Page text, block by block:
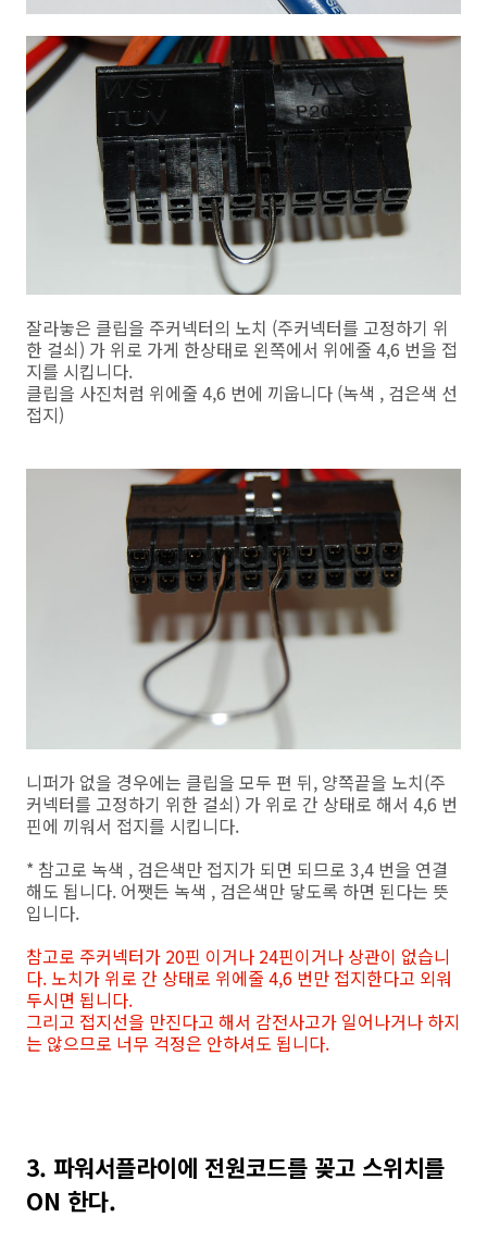
잘라놓은 클립을 주커넥터의 노치 (주커넥터를 고정하기 위
한 걸쇠) 가 위로 가게 한상태로 왼쪽에서 위에줄 4,6 번을 접
지를 시킵니다.
클립을 사진처럼 위에줄 4,6 번에 끼웁니다 (녹색 , 검은색 선
접지)
니퍼가 없을 경우에는 클립을 모두 편 뒤, 양쪽끝을 노치(주
커넥터를 고정하기 위한 걸쇠) 가 위로 간 상태로 해서 4,6 번
핀에 끼워서 접지를 시킵니다.
* 참고로 녹색 , 검은색만 접지가 되면 되므로 3,4 번을 연결
해도 됩니다. 어쨋든 녹색 , 검은색만 닿도록 하면 된다는 뜻
입니다.
참고로 주커넥터가 20핀 이거나 24핀이거나 상관이 없습니
다. 노치가 위로 간 상태로 위에줄 4,6 번만 접지한다고 외워
두시면 됩니다.
그리고 접지선을 만진다고 해서 감전사고가 일어나거나 하지
는 않으므로 너무 걱정은 안하셔도 됩니다.
3. 파워서플라이에 전원코드를 꽂고 스위치를
ON 한다.